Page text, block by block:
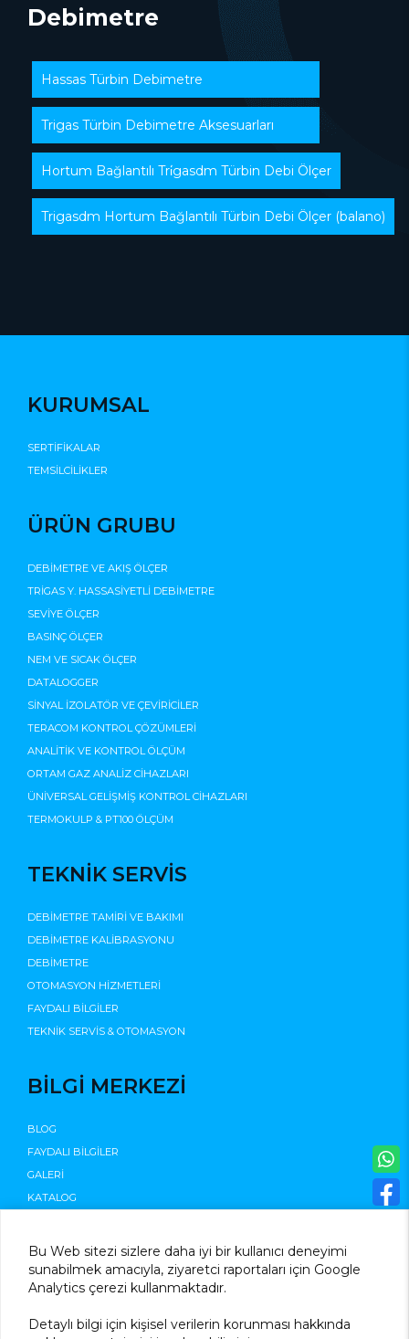
Debimetre
Hassas Türbin Debimetre
Trigas Türbin Debimetre Aksesuarları
Hortum Bağlantılı Tri̇gasdm Türbin Debi Ölçer
Trigasdm Hortum Bağlantılı Türbin Debi Ölçer (balano)
Bu Web sitezi sizlere daha iyi bir kullanıcı deneyimi
sunabilmek amacıyla, ziyaretci raportaları için Google
Analytics çerezi kullanmaktadır.
Detaylı bilgi için kişisel verilerin korunması hakkında
KURUMSAL
SERTİFİKALAR
TEMSİLCİLİKLER
ÜRÜN GRUBU
DEBİMETRE VE AKIŞ ÖLÇER
TRİGAS Y. HASSASİYETLİ DEBİMETRE
SEVİYE ÖLÇER
BASINÇ ÖLÇER
NEM VE SICAK ÖLÇER
DATALOGGER
SİNYAL İZOLATÖR VE ÇEVİRİCİLER
TERACOM KONTROL ÇÖZÜMLERİ
ANALİTİK VE KONTROL ÖLÇÜM
ORTAM GAZ ANALİZ CİHAZLARI
ÜNİVERSAL GELİŞMİŞ KONTROL CİHAZLARI
TERMOKULP & PT100 ÖLÇÜM
TEKNİK SERVİS
DEBİMETRE TAMİRİ VE BAKIMI
DEBİMETRE KALİBRASYONU
DEBİMETRE
OTOMASYON HİZMETLERİ
FAYDALI BİLGİLER
TEKNİK SERVİS & OTOMASYON
BİLGİ MERKEZİ
BLOG
FAYDALI BİLGİLER
GALERİ
KATALOG
©2025